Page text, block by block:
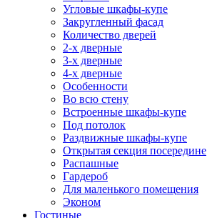
Угловые шкафы-купе
Закругленный фасад
Количество дверей
2-х дверные
3-х дверные
4-х дверные
Особенности
Во всю стену
Встроенные шкафы-купе
Под потолок
Раздвижные шкафы-купе
Открытая секция посередине
Распашные
Гардероб
Для маленького помещения
Эконом
Гостиные